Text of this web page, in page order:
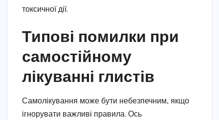
токсичної дії.
Типові помилки при
самостійному
лікуванні глистів
Самолікування може бути небезпечним, якщо
ігнорувати важливі правила. Ось